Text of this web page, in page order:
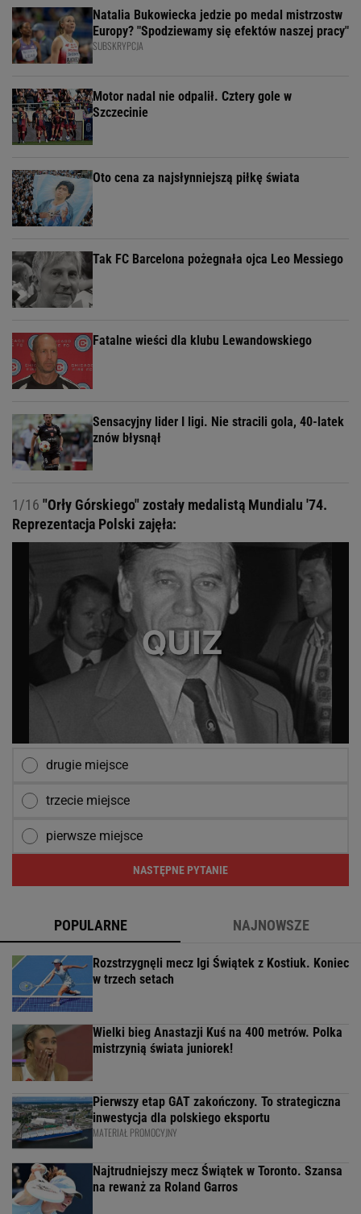
Natalia Bukowiecka jedzie po medal mistrzostw
Europy? "Spodziewamy się efektów naszej pracy"
SUBSKRYPCJA
Motor nadal nie odpalił. Cztery gole w
Szczecinie
Oto cena za najsłynniejszą piłkę świata
Tak FC Barcelona pożegnała ojca Leo Messiego
Fatalne wieści dla klubu Lewandowskiego
Sensacyjny lider I ligi. Nie stracili gola, 40-latek
znów błysnął
1/16 "Orły Górskiego" zostały medalistą Mundialu '74.
Reprezentacja Polski zajęła:
drugie miejsce
trzecie miejsce
pierwsze miejsce
NASTĘPNE PYTANIE
POPULARNE NAJNOWSZE
Rozstrzygnęli mecz Igi Świątek z Kostiuk. Koniec
w trzech setach
Wielki bieg Anastazji Kuś na 400 metrów. Polka
mistrzynią świata juniorek!
Pierwszy etap GAT zakończony. To strategiczna
inwestycja dla polskiego eksportu
MATERIAŁ PROMOCYJNY
Najtrudniejszy mecz Świątek w Toronto. Szansa
na rewanż za Roland Garros